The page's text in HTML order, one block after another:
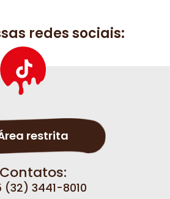
redes sociais:
restrita
Contatos:
(32) 3441-8010